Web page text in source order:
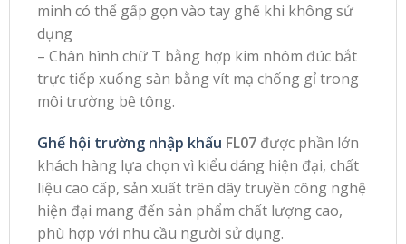
minh có thể gấp gọn vào tay ghế khi không sử
dụng
– Chân hình chữ T bằng hợp kim nhôm đúc bắt
trực tiếp xuống sàn bằng vít mạ chống gỉ trong
môi trường bê tông.
Ghế hội trường nhập khẩu FL07được phần lớn
khách hàng lựa chọn vì kiểu dáng hiện đại, chất
liệu cao cấp, sản xuất trên dây truyền công nghệ
hiện đại mang đến sản phẩm chất lượng cao,
phù hợp với nhu cầu người sử dụng.